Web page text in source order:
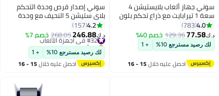
سوني جهاز ألعاب بلايستيشن 4
سعة 1 تيرابايت مع ذراع تحكم بلون
أسود جيت
4.0
783
د.ك‏77.58
129.36خصم 40%
لك رصيد مسترجع 10% + 1
احصل عليه خلال 15 - 16
سوني إصدار قرص وحدة التحكم
بلاي ستيشن 5 النحيف مع وحدة
تحكم سوداء إضافية
4.2
157
د.ك‏246.88
268.05خصم 7% #32 في أجهزة الألعاب
بتخلّص بسرعة
#32 في أجهزة الألعاب
لك رصيد مسترجع 10% + 1
احصل عليه خلال 15 - 16